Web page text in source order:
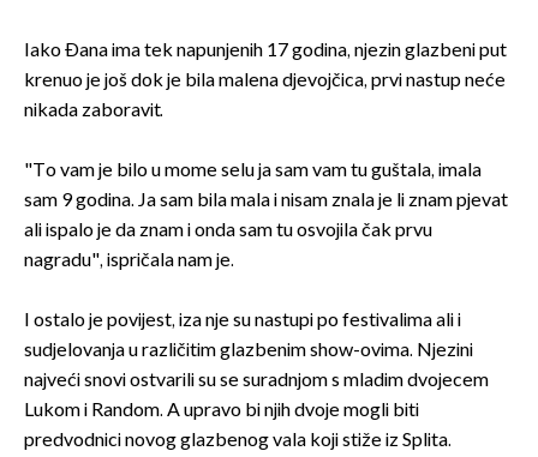
Iako Đana ima tek napunjenih 17 godina, njezin glazbeni put
krenuo je još dok je bila malena djevojčica, prvi nastup neće
nikada zaboravit.
"To vam je bilo u mome selu ja sam vam tu guštala, imala
sam 9 godina. Ja sam bila mala i nisam znala je li znam pjevat
ali ispalo je da znam i onda sam tu osvojila čak prvu
nagradu", ispričala nam je.
I ostalo je povijest, iza nje su nastupi po festivalima ali i
sudjelovanja u različitim glazbenim show-ovima. Njezini
najveći snovi ostvarili su se suradnjom s mladim dvojecem
Lukom i Random. A upravo bi njih dvoje mogli biti
predvodnici novog glazbenog vala koji stiže iz Splita.